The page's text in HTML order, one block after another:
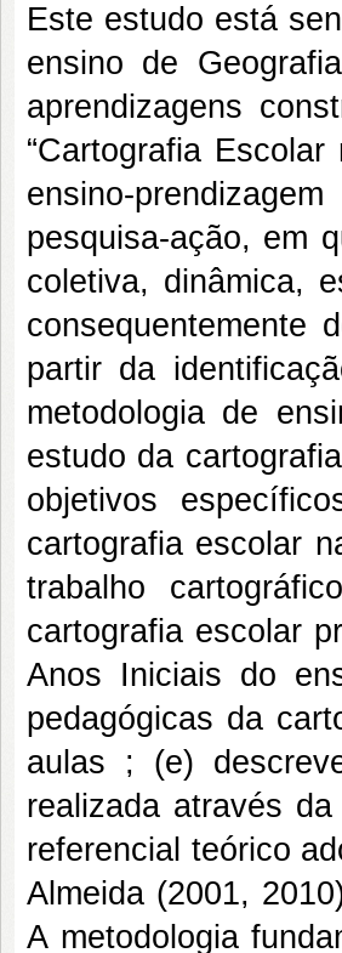
Este estudo está
ensino de
aprendizagens
“Cartografia
ensino-
pesquisa-ação, em
coletiva, dinâmica,
consequentemente
partir da
metodologia de
estudo da
objetivos
cartografia escolar
trabalho
cartografia escolar
Anos Iniciais do
pedagógicas da
aulas ; (e)
realizada através
referencial teórico
Almeida (2001,
A metodologia